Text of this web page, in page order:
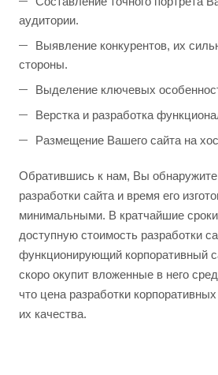
аудитории.
Выявление конкурентов, их
стороны.
Выделение ключевых
Верстка и разработка
Размещение Вашего сайта на
Обратившись к нам, Вы
разработки сайта и время его
минимальными. В кратчайшие
доступную стоимость разработки
функционирующий корпоративный
скоро окупит вложенные в него
что цена разработки
их качества.